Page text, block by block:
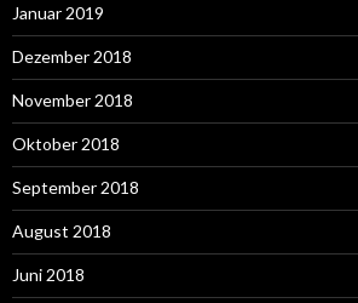
Januar 2019
Dezember 2018
November 2018
Oktober 2018
September 2018
August 2018
Juni 2018